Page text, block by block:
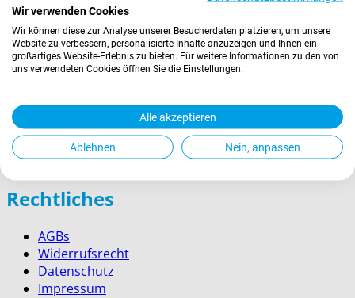
› Garmisch-Partenkirchen
› Berchtesgaden
Wissenswertes
Zahlung
Versand
Kontakt
Service für Firmenkunden
Rechtliches
AGBs
Widerrufsrecht
Datenschutz
Impressum
Wir verwenden Cookies
Wir können diese zur Analyse unserer Besucherdaten platzieren, um unsere
Website zu verbessern, personalisierte Inhalte anzuzeigen und Ihnen ein
großartiges Website-Erlebnis zu bieten. Für weitere Informationen zu den von
uns verwendeten Cookies öffnen Sie die Einstellungen.
Alle akzeptieren
Ablehnen Nein, anpassen